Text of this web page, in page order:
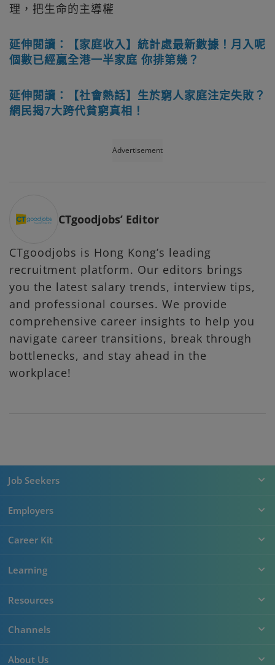
理，把生命的主導權
延伸閱讀：【家庭收入】統計處最新數據！月入呢
個數已經贏全港一半家庭 你排第幾？
延伸閱讀：【社會熱話】生於窮人家庭注定失敗？
網民揭7大跨代貧窮真相！
Advertisement
CTgoodjobs’ Editor
CTgoodjobs is Hong Kong’s leading
recruitment platform. Our editors brings
you the latest salary trends, interview tips,
and professional courses. We provide
comprehensive career insights to help you
navigate career transitions, break through
bottlenecks, and stay ahead in the
workplace!
Job Seekers
Employers
Career Kit
Learning
Resources
Channels
About Us